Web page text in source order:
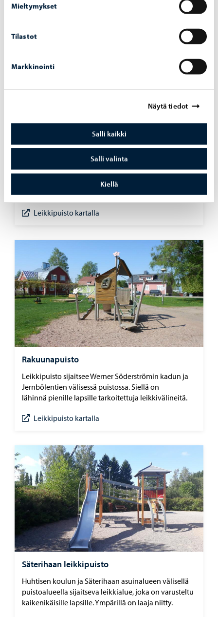
Mieltymykset
Tilastot
Markkinointi
Näytä tiedot
Salli kaikki
Salli valinta
Kiellä
Puromäen leikkipuisto
Puromäen asuinalueella oleva aidattu leikkipuisto,
jossa on alueet pienille ja isoille lapsille.
Leikkipuisto kartalla
Rakuunapuisto
Leikkipuisto sijaitsee Werner Söderströmin kadun ja
Jernbölentien välisessä puistossa. Siellä on
lähinnä pienille lapsille tarkoitettuja leikkivälineitä.
Leikkipuisto kartalla
Säterihaan leikkipuisto
Huhtisen koulun ja Säterihaan asuinalueen välisellä
puistoalueella sijaitseva leikkialue, joka on varusteltu
kaikenikäisille lapsille. Ympärillä on laaja niitty.